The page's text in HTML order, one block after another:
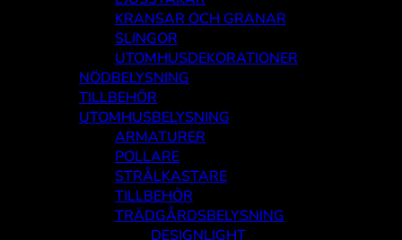
KRANSAR OCH GRANAR
SLINGOR
UTOMHUSDEKORATIONER
NÖDBELYSNING
TILLBEHÖR
UTOMHUSBELYSNING
ARMATURER
POLLARE
STRÅLKASTARE
TILLBEHÖR
TRÄDGÅRDSBELYSNING
DESIGNLIGHT